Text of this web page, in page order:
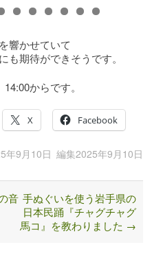
0 1
2
響かせていて
も期待ができそうです。
からです。
X Facebook
年9月10日 編集2025年9月10日
音 手ぬぐいを使う岩手県の
日本民踊『チャグチャグ
馬コ』を教わりました →